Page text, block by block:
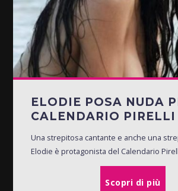
ELODIE POSA NUDA
CALENDARIO PIRELLI
Una strepitosa cantante e anche una
Elodie è protagonista del Calendario
Scopri di più